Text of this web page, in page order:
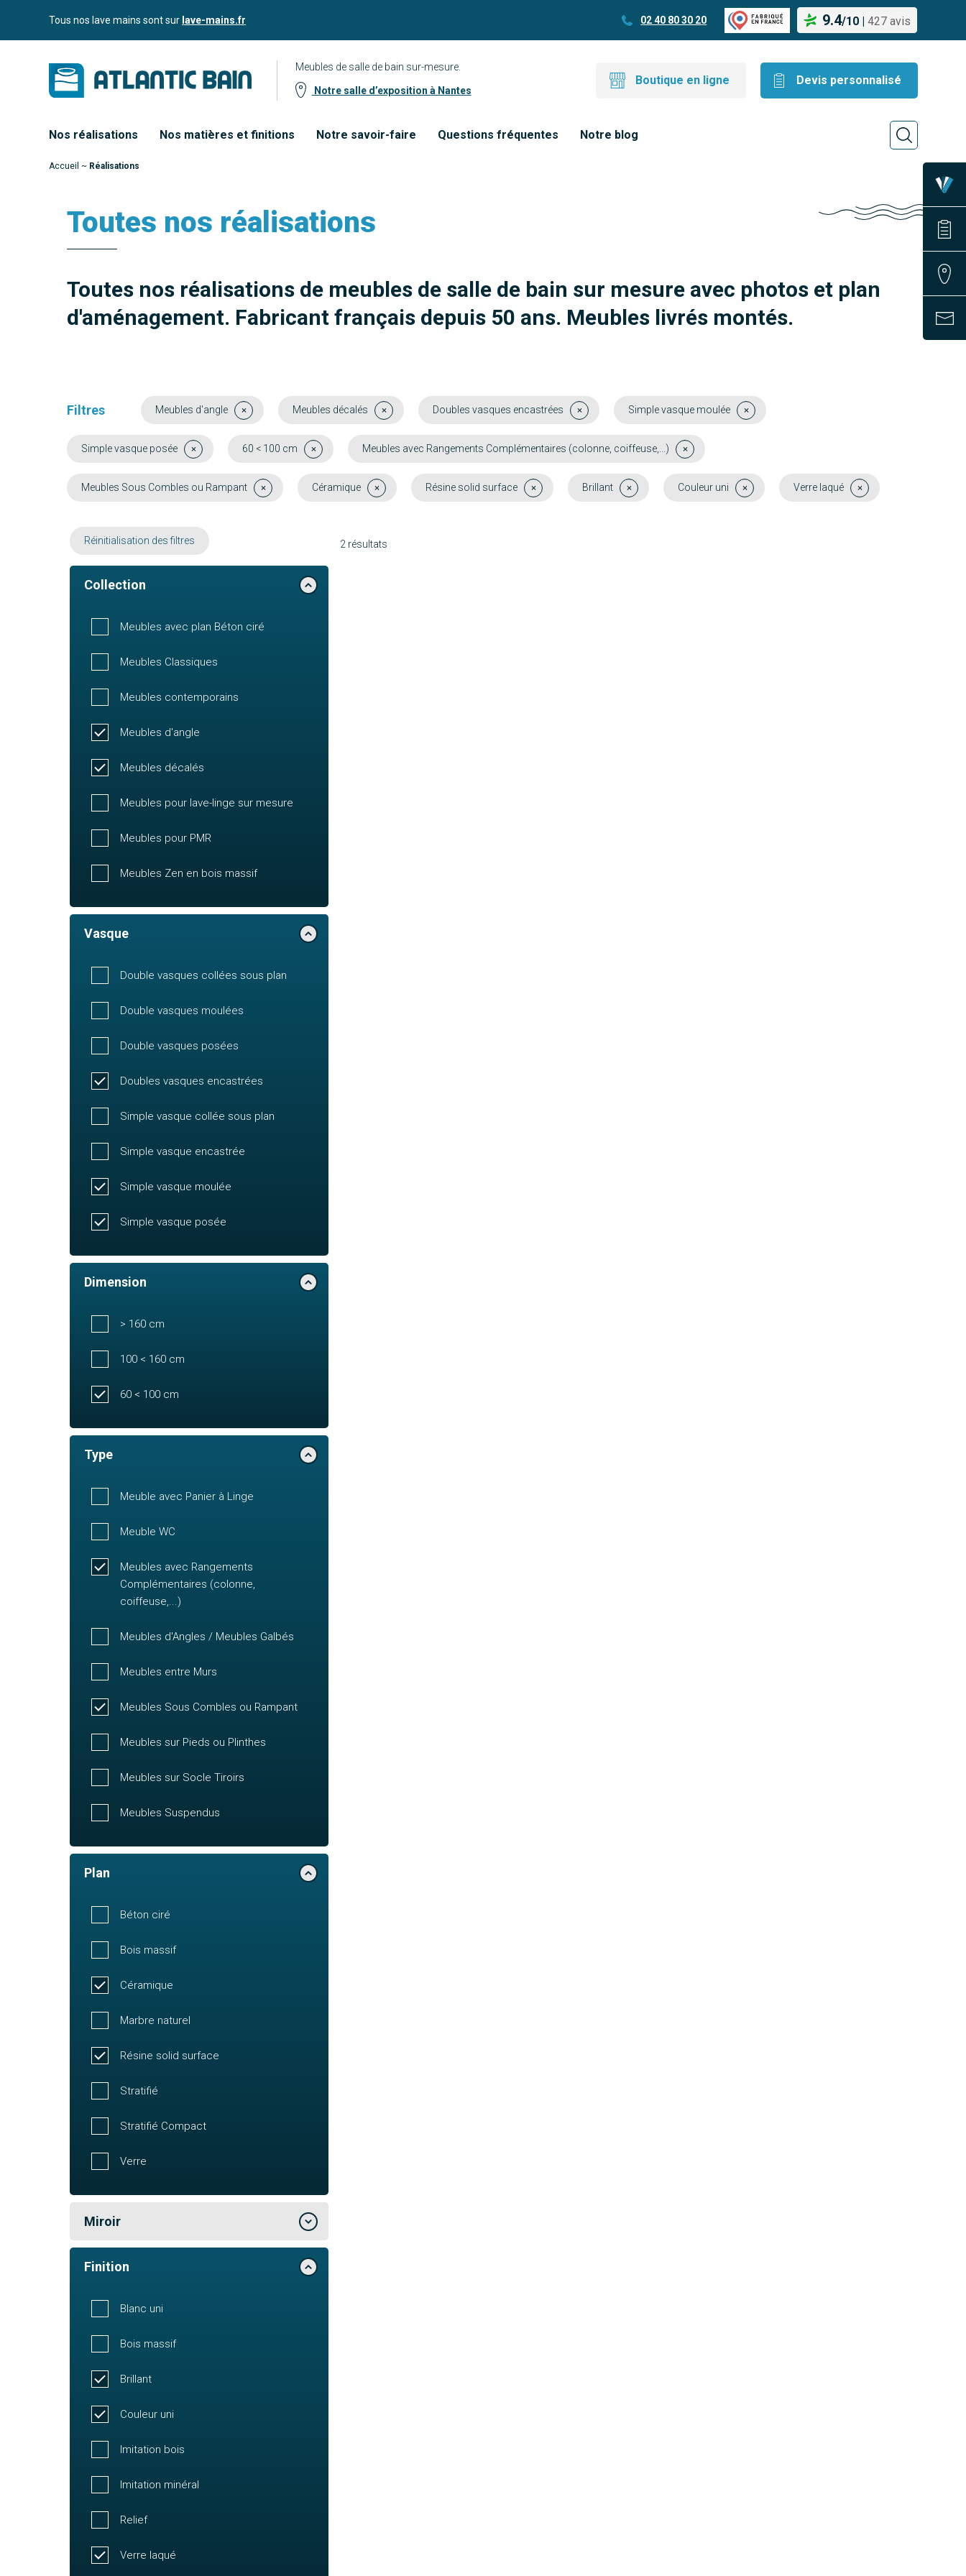
Aller auTous nos lave mains sont sur lave-mains.fr 02 40 80 30 20 9.4/10 | 427 avis
Meubles de salle de bain sur-mesure.
Notre salle d’exposition à Nantes
Boutique en ligne Devis personnalisé
Nos réalisations Nos matières et finitions Notre savoir-faire Questions fréquentes Notre blog
Accueil ~ Réalisations
Toutes nos réalisations
Toutes nos réalisations de meubles de salle de bain sur mesure avec photos et plan
d'aménagement. Fabricant français depuis 50 ans. Meubles livrés montés.
Filtres Meubles d'angle Meubles décalés Doubles vasques encastrées Simple vasque moulée
Simple vasque posée 60 < 100 cm Meubles avec Rangements Complémentaires (colonne, coiffeuse,...)
Meubles Sous Combles ou Rampant Céramique Résine solid surface Brillant Couleur uni Verre laqué
Réinitialisation des filtres
Collection
Meubles avec plan Béton ciré
Meubles Classiques
Meubles contemporains
Meubles d'angle
Meubles décalés
Meubles pour lave-linge sur mesure
Meubles pour PMR
Meubles Zen en bois massif
Vasque
Double vasques collées sous plan
Double vasques moulées
Double vasques posées
Doubles vasques encastrées
Simple vasque collée sous plan
Simple vasque encastrée
Simple vasque moulée
Simple vasque posée
Dimension
> 160 cm
100 < 160 cm
60 < 100 cm
Type
Meuble avec Panier à Linge
Meuble WC
Meubles avec Rangements
Complémentaires (colonne,
coiffeuse,...)
Meubles d'Angles / Meubles Galbés
Meubles entre Murs
Meubles Sous Combles ou Rampant
Meubles sur Pieds ou Plinthes
Meubles sur Socle Tiroirs
Meubles Suspendus
Plan
Béton ciré
Bois massif
Céramique
Marbre naturel
Résine solid surface
Stratifié
Stratifié Compact
Verre
Miroir
Finition
Blanc uni
Bois massif
Brillant
Couleur uni
Imitation bois
Imitation minéral
Relief
Verre laqué
2 résultats